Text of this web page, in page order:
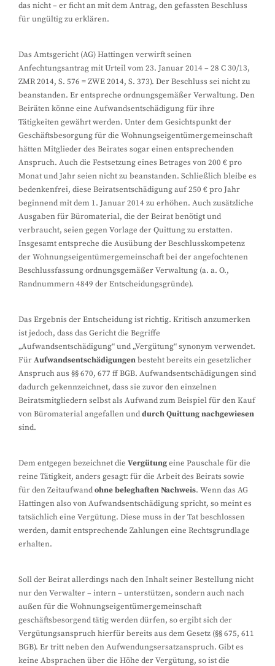
das nicht – er ficht an mit dem Antrag, den gefassten Beschluss
für ungültig zu erklären.
Das Amtsgericht (AG) Hattingen verwirft seinen
Anfechtungsantrag mit Urteil vom 23. Januar 2014 – 28 C 30/13,
ZMR 2014, S. 576 = ZWE 2014, S. 373). Der Beschluss sei nicht zu
beanstanden. Er entspreche ordnungsgemäßer Verwaltung. Den
Beiräten könne eine Aufwandsentschädigung für ihre
Tätigkeiten gewährt werden. Unter dem Gesichtspunkt der
Geschäftsbesorgung für die Wohnungseigentümergemeinschaft
hätten Mitglieder des Beirates sogar einen entsprechenden
Anspruch. Auch die Festsetzung eines Betrages von 200 € pro
Monat und Jahr seien nicht zu beanstanden. Schließlich bleibe es
bedenkenfrei, diese Beiratsentschädigung auf 250 € pro Jahr
beginnend mit dem 1. Januar 2014 zu erhöhen. Auch zusätzliche
Ausgaben für Büromaterial, die der Beirat benötigt und
verbraucht, seien gegen Vorlage der Quittung zu erstatten.
Insgesamt entspreche die Ausübung der Beschlusskompetenz
der Wohnungseigentümergemeinschaft bei der angefochtenen
Beschlussfassung ordnungsgemäßer Verwaltung (a. a. O.,
Randnummern 4849 der Entscheidungsgründe).
Das Ergebnis der Entscheidung ist richtig. Kritisch anzumerken
ist jedoch, dass das Gericht die Begriffe
„Aufwandsentschädigung“ und „Vergütung“ synonym verwendet.
FürAufwandsentschädigungenbesteht bereits ein gesetzlicher
Anspruch aus §§ 670, 677 ff BGB. Aufwandsentschädigungen sind
dadurch gekennzeichnet, dass sie zuvor den einzelnen
Beiratsmitgliedern selbst als Aufwand zum Beispiel für den Kauf
von Büromaterial angefallen unddurch Quittung nachgewiesen
sind.
Dem entgegen bezeichnet die Vergütungeine Pauschale für die
reine Tätigkeit, anders gesagt: für die Arbeit des Beirats sowie
für den Zeitaufwandohne beleghaften Nachweis. Wenn das AG
Hattingen also von Aufwandsentschädigung spricht, so meint es
tatsächlich eine Vergütung. Diese muss in der Tat beschlossen
werden, damit entsprechende Zahlungen eine Rechtsgrundlage
erhalten.
Soll der Beirat allerdings nach den Inhalt seiner Bestellung nicht
nur den Verwalter – intern – unterstützen, sondern auch nach
außen für die Wohnungseigentümergemeinschaft
geschäftsbesorgend tätig werden dürfen, so ergibt sich der
Vergütungsanspruch hierfür bereits aus dem Gesetz (§§ 675, 611
BGB). Er tritt neben den Aufwendungsersatzanspruch. Gibt es
keine Absprachen über die Höhe der Vergütung, so ist die